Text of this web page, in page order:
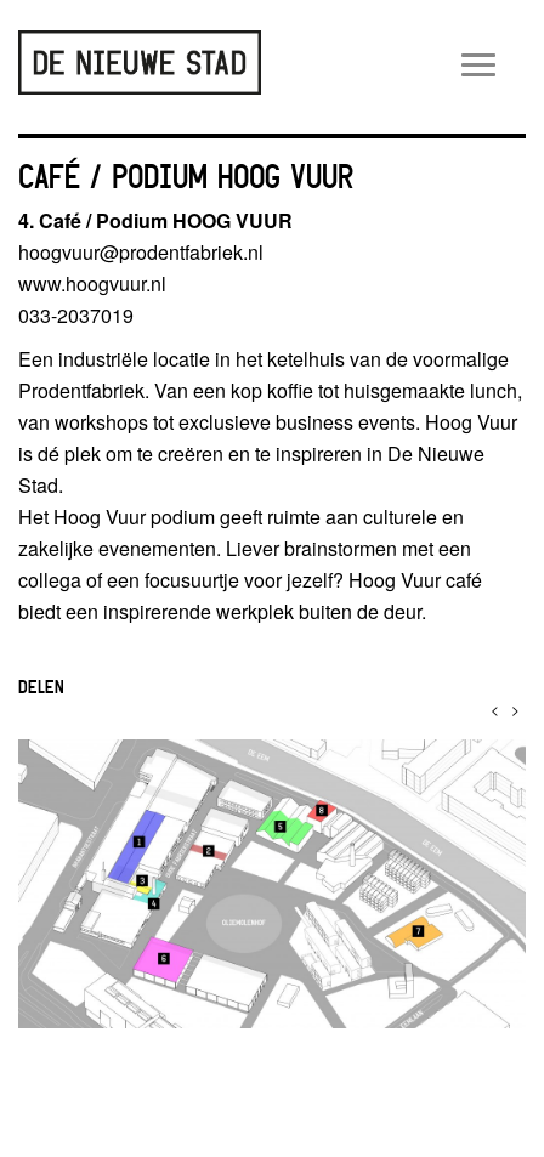
CAFÉ / PODIUM HOOG VUUR
4. Café / Podium HOOG VUUR
hoogvuur@prodentfabriek.nl
www.hoogvuur.nl
033-2037019
Een industriële locatie in het ketelhuis van de voormalige
Prodentfabriek. Van een kop koffie tot huisgemaakte lunch,
van workshops tot exclusieve business events. Hoog Vuur
is dé plek om te creëren en te inspireren in De Nieuwe
Stad.
Het Hoog Vuur podium geeft ruimte aan culturele en
zakelijke evenementen. Liever brainstormen met een
collega of een focusuurtje voor jezelf? Hoog Vuur café
biedt een inspirerende werkplek buiten de deur.
DELEN
< >